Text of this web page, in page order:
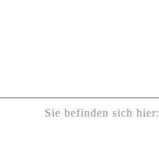
Sie befinden sich hier: